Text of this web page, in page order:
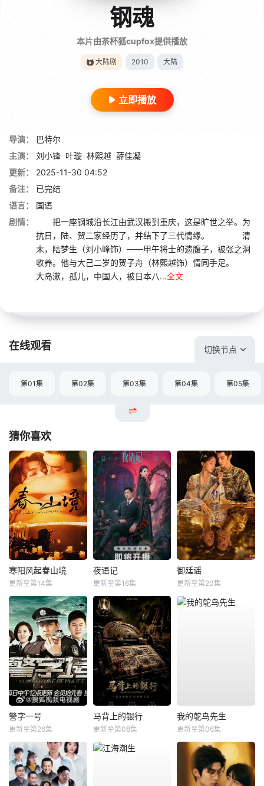
钢魂
本片由茶杯狐cupfox提供播放
大陆剧 2010 大陆
立即播放
导演：
巴特尔
主演：
刘小锋 叶璇 林熙越 薛佳凝
更新：
2025-11-30 04:52
备注：
已完结
语言：
国语
剧情：
把一座钢城沿长江由武汉搬到重庆，这是旷世之举。为
抗日，陆、贺二家经历了，并结下了三代情缘。 清
末，陆梦生（刘小峰饰）——甲午将士的遗腹子，被张之洞
收养。他与大己二岁的贺子舟（林熙越饰）情同手足。
大岛漱，孤儿，中国人，被日本八...全文
在线观看 切换节点
第01集 第02集 第03集 第04集 第05集
猜你喜欢
寒阳风起春山境
更新至第14集
夜语记
更新至第16集
御廷谣
更新至第20集
警字一号
更新至第26集
马背上的银行
更新至第08集
我的鸵鸟先生
更新至第06集